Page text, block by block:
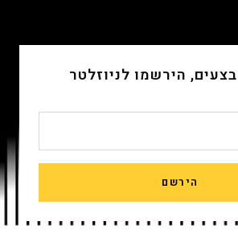
הירשמו לניוזלטר
הירשם